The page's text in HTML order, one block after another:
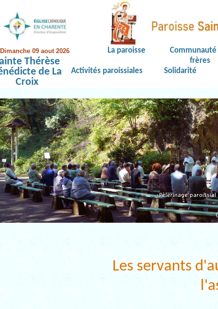
Dimanche 09 aout 2026
Thérèse
de La
Croix
La paroisse
Communauté
frères
Activités paroissiales
Solidarité
Pèlerinage
Les servants